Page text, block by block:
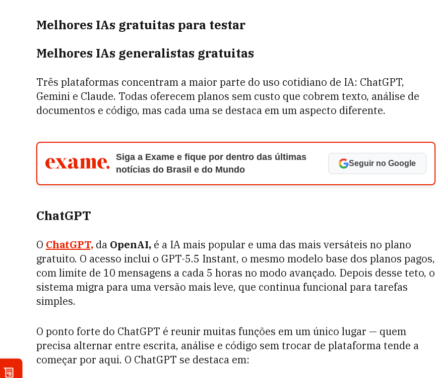
Melhores IAs gratuitas para testar
Melhores IAs generalistas gratuitas
Três plataformas concentram a maior parte do uso cotidiano de IA: ChatGPT,
Gemini e Claude. Todas oferecem planos sem custo que cobrem texto, análise de
documentos e código, mas cada uma se destaca em um aspecto diferente.
Siga a Exame e fique por dentro das últimas
notícias do Brasil e do Mundo
Seguir no Google
ChatGPT
O ChatGPT, da OpenAI, é a IA mais popular e uma das mais versáteis no plano
gratuito. O acesso inclui o GPT-5.5 Instant, o mesmo modelo base dos planos pagos,
com limite de 10 mensagens a cada 5 horas no modo avançado. Depois desse teto, o
sistema migra para uma versão mais leve, que continua funcional para tarefas
simples.
O ponto forte do ChatGPT é reunir muitas funções em um único lugar — quem
precisa alternar entre escrita, análise e código sem trocar de plataforma tende a
começar por aqui. O ChatGPT se destaca em: